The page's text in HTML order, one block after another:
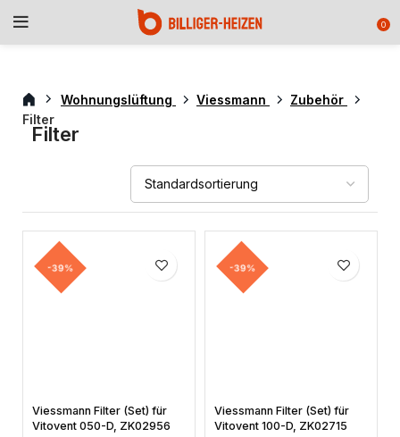
0
Wohnungslüftung Viessmann
Zubehör
Filter
Filter
-39%
Viessmann Filter (Set) für
Vitovent 050-D, ZK02956
-39%
Viessmann Filter (Set) für
Vitovent 100-D, ZK02715